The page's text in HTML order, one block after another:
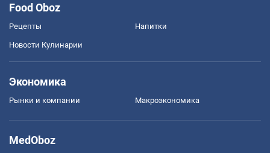
Food Oboz
Рецепты Напитки
Новости Кулинарии
Экономика
Рынки и компании Mакроэкономика
MedOboz